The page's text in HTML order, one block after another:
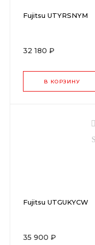
Fujitsu UTYRSNYM
32 180 ₽
В КОРЗИНУ
Fujitsu UTGUKYCW
35 900 ₽